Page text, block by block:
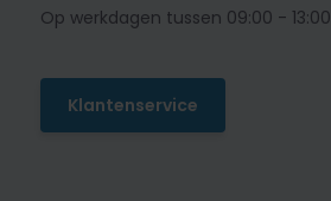
Op werkdagen tussen 09:00 - 13:00
Klantenservice